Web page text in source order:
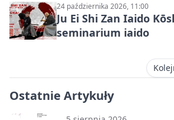
24 października 2026, 11:00
Ju Ei Shi Zan Iaido
seminarium iaido
Ostatnie Artykuły